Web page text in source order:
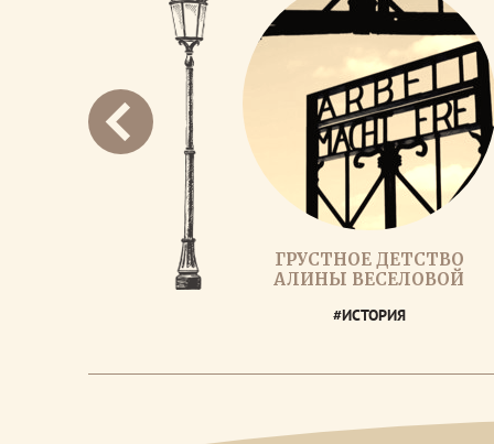
ГРУСТНОЕ ДЕТСТВО
АЛИНЫ ВЕСЕЛОВОЙ
#ИСТОРИЯ